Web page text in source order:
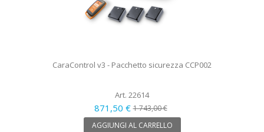
CaraControl v3 - Pacchetto sicurezza CCP002
Art. 22614
871,50 €1 743,00 €
AGGIUNGI AL CARRELLO